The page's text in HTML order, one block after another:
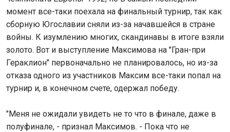
момент все-таки поехала на финальный турнир, так как
сборную Югославии сняли из-за начавшейся в стране
войны. К изумлению многих, скандинавы в итоге взяли
золото. Вот и выступление Максимова на "Гран-при
Гераклион" первоначально не планировалось, но из-за
отказа одного из участников Максим все-таки попал на
турнир и, в конечном счете, одержал победу.
"Меня не ожидали увидеть не то что в финале, даже в
полуфинале, - признал Максимов. - Пока что не